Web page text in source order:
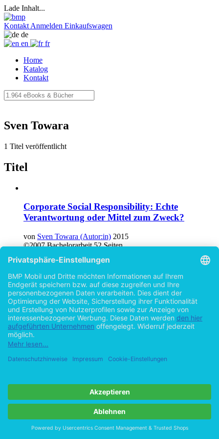
Lade Inhalt...
Kontakt Anmelden Einkaufswagen
de
en
fr
Home
Katalog
Kontakt
Sven Towara
1 Titel veröffentlicht
Titel
Corporate Social Responsibility: Echte
vonSven Towara (Autor:in) 2015
Impressum
Datenschutz
AGB
Vertrag widerrufen
Zur Desktop-Version
Copyright ©Imprint in der Bedey & Thoms Media GmbH powered
by Open Publishing
Cookie-Einstellungen